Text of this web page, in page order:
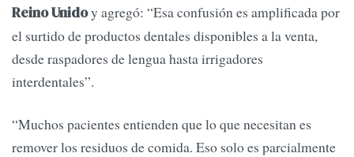
Reino Unidoy agregó: “Esa confusión es amplificada por
el surtido de productos dentales disponibles a la venta,
desde raspadores de lengua hasta irrigadores
interdentales”.
“Muchos pacientes entienden que lo que necesitan es
remover los residuos de comida. Eso solo es parcialmente